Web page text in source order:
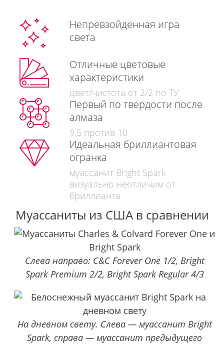
Непревзойденная игра
света
Отличные цветовые
характеристики
цвет/чистота от 2/2 по ТУ
Первый по твердости после
алмаза
9,5 против 10
Идеальная бриллиантовая
огранка
муассанит Bright Spark
визуально неотличим от
бриллианта
Муассаниты из США в сравнении
Слева направо: C&C Forever One 1/2, Bright
Spark Premium 2/2, Bright Spark Regular 4/3
На дневном свету. Слева — муассанит Bright
Spark, справа — муассанит предыдущего